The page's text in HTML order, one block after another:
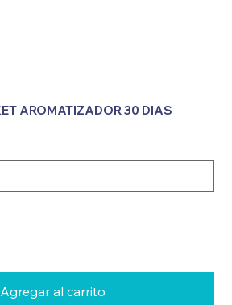
AROMATIZADOR 30 DIAS
Agregar al carrito